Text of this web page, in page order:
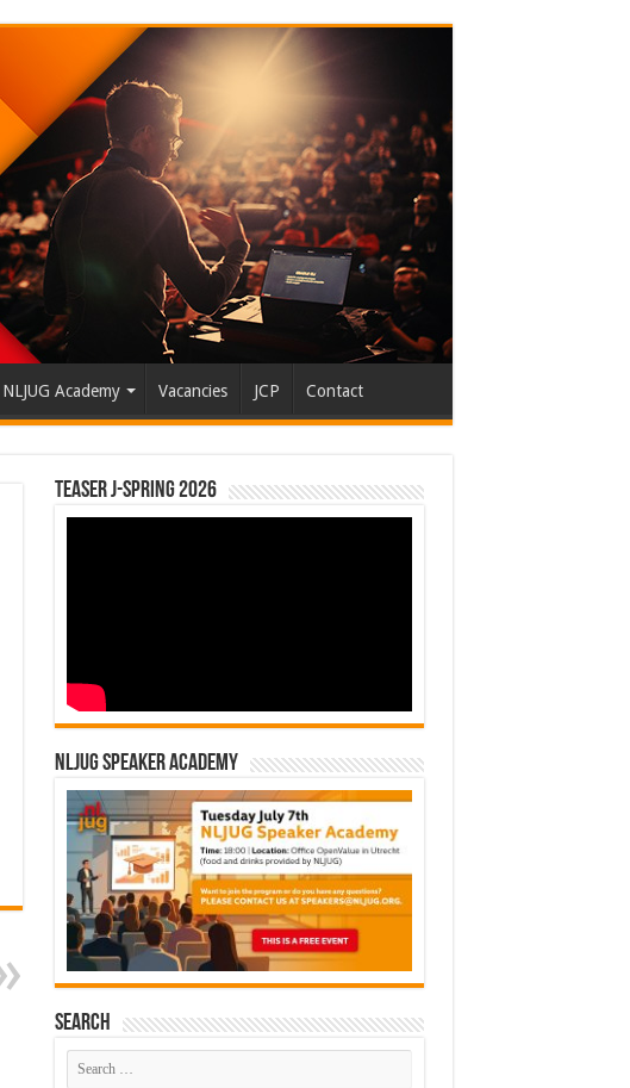
NLJUG Academy Vacancies JCP Contact
Teaser J-Spring 2026
NLJUG Speaker Academy
Search